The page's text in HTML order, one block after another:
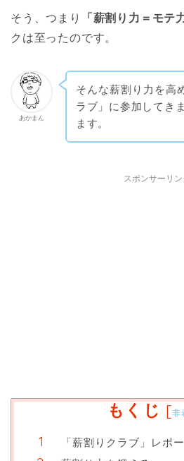
そう、つまり 「薪割り力＝モテ
クは至ったのです。
あかまん
そんな薪割り力を高
ラブ 」に参加してき
ます。
スポンサーリン
もくじ [非
「薪割りクラブ」レポ